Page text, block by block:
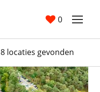
0
8 locaties gevonden